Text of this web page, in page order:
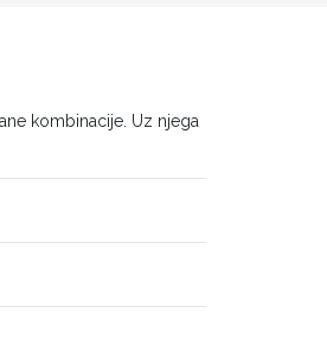
kombinacije. Uz njega